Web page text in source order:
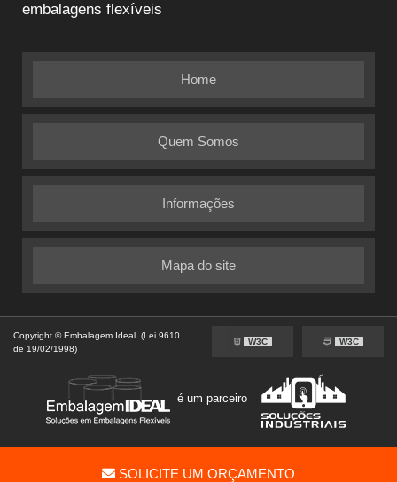
SOLICITE UM ORÇAMENTO
embalagens flexíveis
Home
Quem Somos
Informações
Mapa do site
Copyright © Embalagem Ideal. (Lei 9610
de 19/02/1998)
W3C W3C
é um parceiro